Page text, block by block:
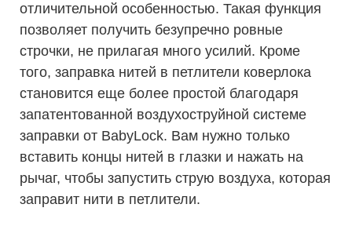
отличительной особенностью. Такая функция
позволяет получить безупречно ровные
строчки, не прилагая много усилий. Кроме
того, заправка нитей в петлители коверлока
становится еще более простой благодаря
запатентованной воздухоструйной системе
заправки от BabyLock. Вам нужно только
вставить концы нитей в глазки и нажать на
рычаг, чтобы запустить струю воздуха, которая
заправит нити в петлители.